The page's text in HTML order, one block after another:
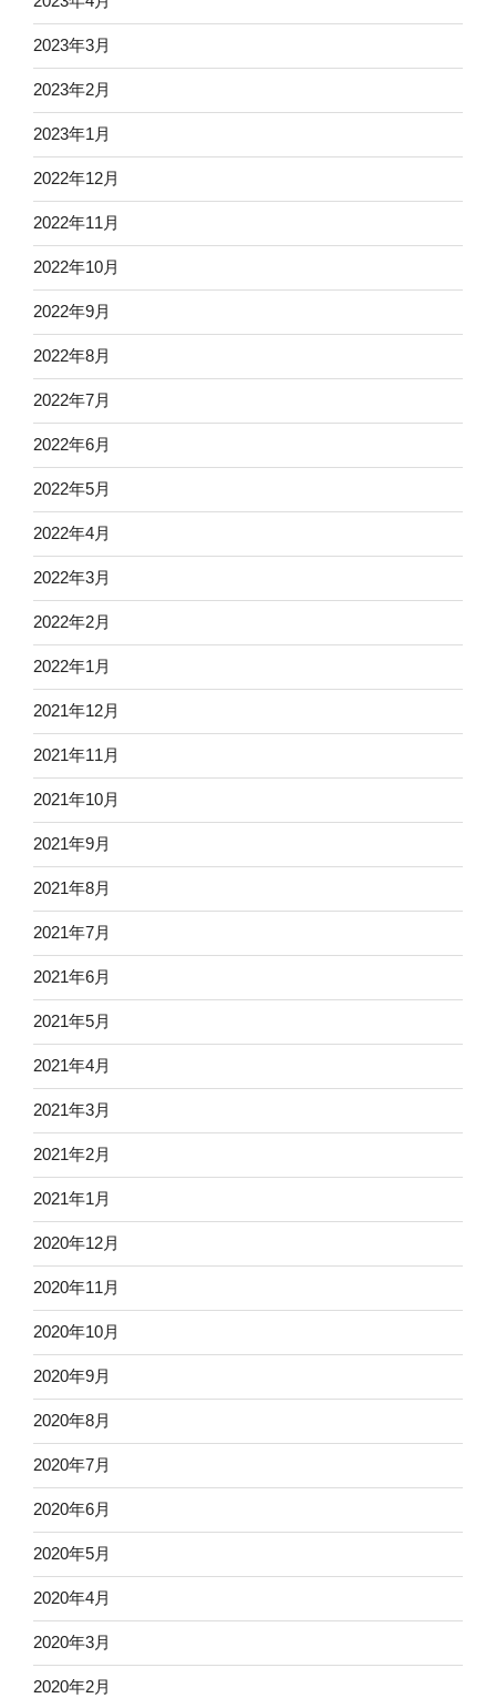
2023年3月
2023年2月
2023年1月
2022年12月
2022年11月
2022年10月
2022年9月
2022年8月
2022年7月
2022年6月
2022年5月
2022年4月
2022年3月
2022年2月
2022年1月
2021年12月
2021年11月
2021年10月
2021年9月
2021年8月
2021年7月
2021年6月
2021年5月
2021年4月
2021年3月
2021年2月
2021年1月
2020年12月
2020年11月
2020年10月
2020年9月
2020年8月
2020年7月
2020年6月
2020年5月
2020年4月
2020年3月
2020年2月